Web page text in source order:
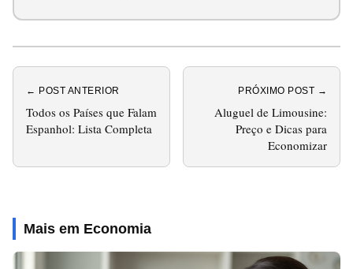
← POST ANTERIOR
Todos os Países que Falam
Espanhol: Lista Completa
PRÓXIMO POST →
Aluguel de Limousine:
Preço e Dicas para
Economizar
Mais em Economia